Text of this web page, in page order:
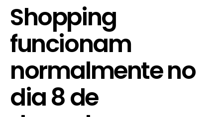
Shopping
funcionam
normalmente no
dia 8 de